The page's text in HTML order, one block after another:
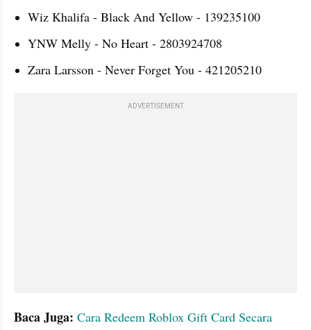
Wiz Khalifa - Black And Yellow - 139235100
YNW Melly - No Heart - 2803924708
Zara Larsson - Never Forget You - 421205210
ADVERTISEMENT
Baca Juga: Cara Redeem Roblox Gift Card Secara